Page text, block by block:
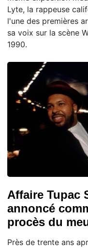
Lyte, la rappeuse
l'une des premières
sa voix sur la scène
1990.
Affaire Tupac
annoncé
procès du
Près de trente ans